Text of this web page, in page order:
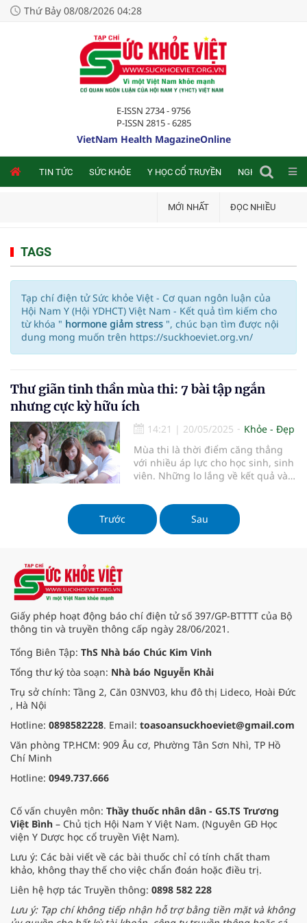
Thứ Bảy 08/08/2026 04:28
E-ISSN 2734 - 9756
P-ISSN 2815 - 6285
VietNam Health MagazineOnline
TIN TỨC SỨC KHỎE Y HỌC CỔ TRUYỀN NGHIÊN CỨU
MỚI NHẤT ĐỌC NHIỀU
TAGS
Tạp chí điện tử Sức khỏe Việt - Cơ quan ngôn luận của
Hội Nam Y (Hội YDHCT) Việt Nam - Kết quả tìm kiếm cho
từ khóa " hormone giảm stress ", chúc bạn tìm được nội
dung mong muốn trên https://suckhoeviet.org.vn/
Thư giãn tinh thần mùa thi: 7 bài tập ngắn
nhưng cực kỳ hữu ích
14:21 | 20/05/2025
Khỏe - Đẹp
Mùa thi là thời điểm căng thẳng
với nhiều áp lực cho học sinh, sinh
viên. Những lo lắng về kết quả và
thể khiến tinh thần trở nên mệt
mỏi. Để giữ cho tâm trí luôn tỉnh
táo và thư giãn, việc thực hiện
Trước Sau
Giấy phép hoạt động báo chí điện tử số 397/GP-BTTTT của Bộ
thông tin và truyền thông cấp ngày 28/06/2021.
Tổng Biên Tập: ThS Nhà báo Chúc Kim Vinh
Tổng thư ký tòa soạn: Nhà báo Nguyễn Khải
Trụ sở chính: Tầng 2, Căn 03NV03, khu đô thị Lideco, Hoài Đức
, Hà Nội
Hotline: 0898582228. Email: toasoansuckhoeviet@gmail.com
Văn phòng TP.HCM: 909 Âu cơ, Phường Tân Sơn Nhì, TP Hồ
Chí Minh
Hotline: 0949.737.666
Cố vấn chuyên môn: Thầy thuốc nhân dân - GS.TS Trương
Việt Bình – Chủ tịch Hội Nam Y Việt Nam. (Nguyên GĐ Học
viện Y Dược học cổ truyền Việt Nam).
Lưu ý: Các bài viết về các bài thuốc chỉ có tính chất tham
khảo, không thay thế cho việc chẩn đoán hoặc điều trị.
Liên hệ hợp tác Truyền thông: 0898 582 228
Lưu ý: Tạp chí không tiếp nhận hỗ trợ bằng tiền mặt và không